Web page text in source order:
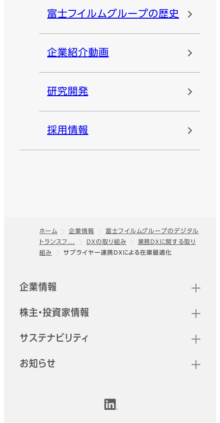
富士フイルムグループの歴史
企業紹介動画
研究開発
採用情報
フッター
ホーム 企業情報
富士フイルムグループのデジタル
トランスフ…
DXの取り組み
業務DXに関する取り
組み
サプライヤー連携DXによる在庫最適化
クイックリンク
企業情報
株主・投資家情報
サステナビリティ
お知らせ